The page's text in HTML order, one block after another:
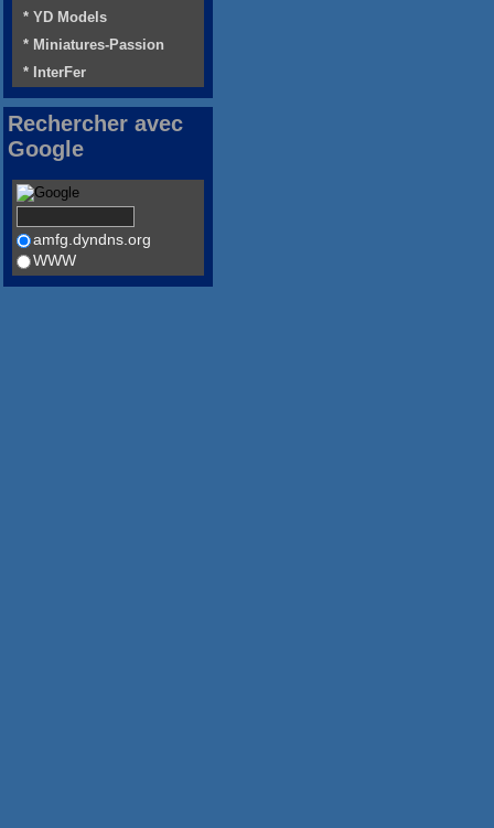
* YD Models
* Miniatures-Passion
* InterFer
Rechercher avec
Google
amfg.dyndns.org
WWW